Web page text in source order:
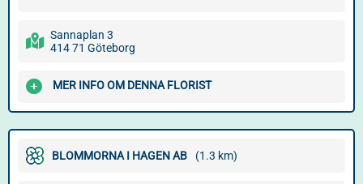
Sannaplan 3
414 71 Göteborg
MER INFO OM DENNA FLORIST
BLOMMORNA I HAGEN AB (1.3 km)